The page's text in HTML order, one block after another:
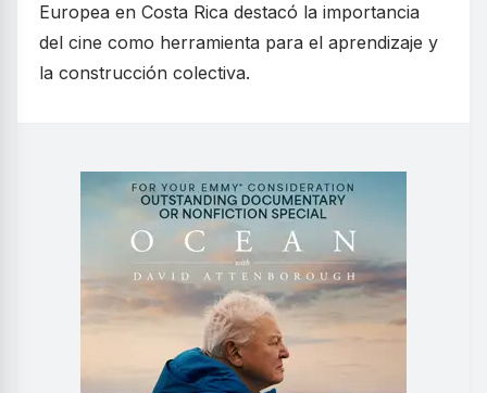
Europea en Costa Rica destacó la importancia
del cine como herramienta para el aprendizaje y
la construcción colectiva.